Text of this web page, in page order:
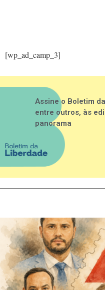
[wp_ad_camp_3]
Assine o Boletim
entre outros, às
panorama